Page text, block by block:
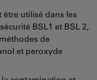
être utilisé dans les
BSL1 et BSL 2,
de
et peroxyde